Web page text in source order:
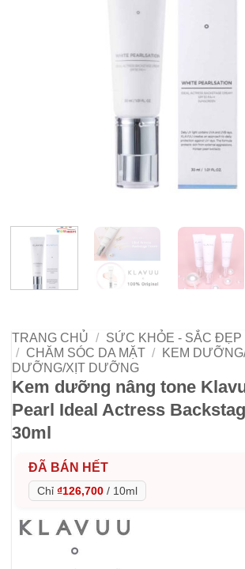
TRANG CHỦ / SỨC KHỎE - SẮC ĐẸP
/
CHĂM SÓC DA MẶT /
KEM
DƯỠNG/XỊT DƯỠNG
Kem dưỡng nâng tone
Pearl Ideal Actress
30ml
ĐÃ BÁN HẾT
Chỉ ₫126,700 / 10ml